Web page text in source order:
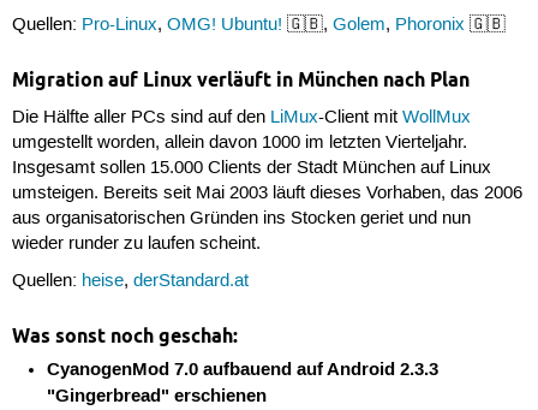
Quellen: Pro-Linux, OMG! Ubuntu! 🇬🇧, Golem, Phoronix 🇬🇧
Migration auf Linux verläuft in München nach Plan
Die Hälfte aller PCs sind auf den LiMux-Client mit WollMux
umgestellt worden, allein davon 1000 im letzten Vierteljahr.
Insgesamt sollen 15.000 Clients der Stadt München auf Linux
umsteigen. Bereits seit Mai 2003 läuft dieses Vorhaben, das 2006
aus organisatorischen Gründen ins Stocken geriet und nun
wieder runder zu laufen scheint.
Quellen: heise, derStandard.at
Was sonst noch geschah:
CyanogenMod 7.0 aufbauend auf Android 2.3.3
"Gingerbread" erschienen